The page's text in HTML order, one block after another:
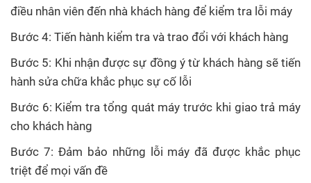
điều nhân viên đến nhà khách hàng để kiểm tra lỗi máy
Bước 4: Tiến hành kiểm tra và trao đổi với khách hàng
Bước 5: Khi nhận được sự đồng ý từ khách hàng sẽ tiến
hành sửa chữa khắc phục sự cố lỗi
Bước 6: Kiểm tra tổng quát máy trước khi giao trả máy
cho khách hàng
Bước 7: Đảm bảo những lỗi máy đã được khắc phục
triệt để mọi vấn đề